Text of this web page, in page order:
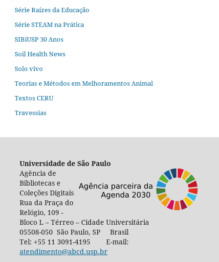
Série Raízes da Educação
Série STEAM na Prática
SIBiUSP 30 Anos
Soil Health News
Solo vivo
Teorias e Métodos em Melhoramentos Animal
Textos CERU
Travessias
Universidade de São Paulo
Agência de
Bibliotecas e
Coleções Digitais
Rua da Praça do
Relógio, 109 -
Bloco L – Térreo – Cidade Universitária
05508-050 São Paulo, SP Brasil
Tel: +55 11 3091-4195 E-mail:
atendimento@abcd.usp.br